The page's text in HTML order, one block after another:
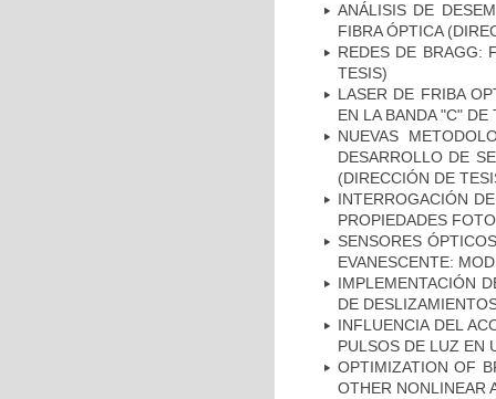
ANÁLISIS DE
FIBRA ÓPTICA
REDES DE BRAGG:
TESIS)
LASER DE FRIBA
EN LA BANDA "C"
NUEVAS
DESARROLLO DE
(DIRECCIÓN DE
INTERROGACIÓN
PROPIEDADES
SENSORES
EVANESCENTE:
IMPLEMENTACIÓN
DE
INFLUENCIA DEL
PULSOS DE LUZ EN
OPTIMIZATION OF
OTHER NONLINEAR